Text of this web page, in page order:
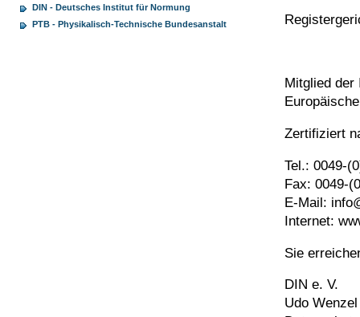
DIN - Deutsches Institut für Normung
PTB - Physikalisch-Technische Bundesanstalt
Mitglied der
Zertifiziert
Tel.: 0049-
Fax: 0049-
E-Mail:
Internet:
Sie
DIN e. V.
Udo Wenzel